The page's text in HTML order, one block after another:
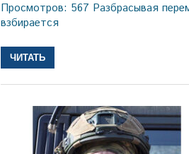
Просмотров: 567 Разбрасывая
взбирается
ЧИТАТЬ